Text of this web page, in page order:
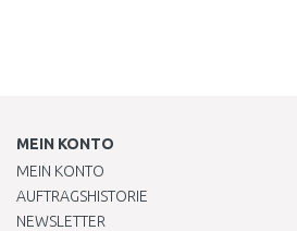
MEIN KONTO
MEIN KONTO
AUFTRAGSHISTORIE
NEWSLETTER